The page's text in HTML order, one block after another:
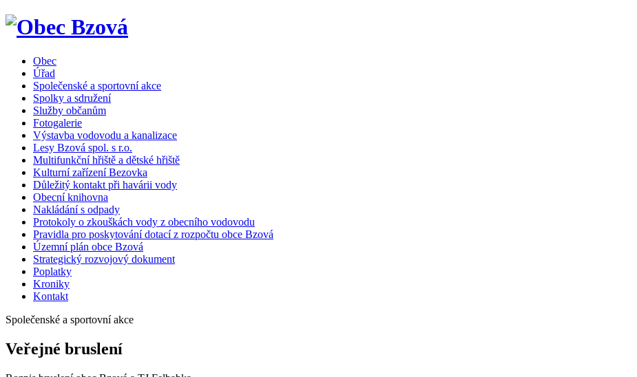
Obec
Úřad
Společenské a sportovní akce
Spolky a sdružení
Služby občanům
Fotogalerie
Výstavba vodovodu a kanalizace
Lesy Bzová spol. s r.o.
Multifunkční hřiště a dětské hřiště
Kulturní zařízení Bezovka
Důležitý kontakt při havárii vody
Obecní knihovna
Nakládání s odpady
Protokoly o zkouškách vody z obecního vodovodu
Pravidla pro poskytování dotací z rozpočtu obce Bzová
Územní plán obce Bzová
Strategický rozvojový dokument
Poplatky
Kroniky
Kontakt
Společenské a sportovní akce
Veřejné bruslení